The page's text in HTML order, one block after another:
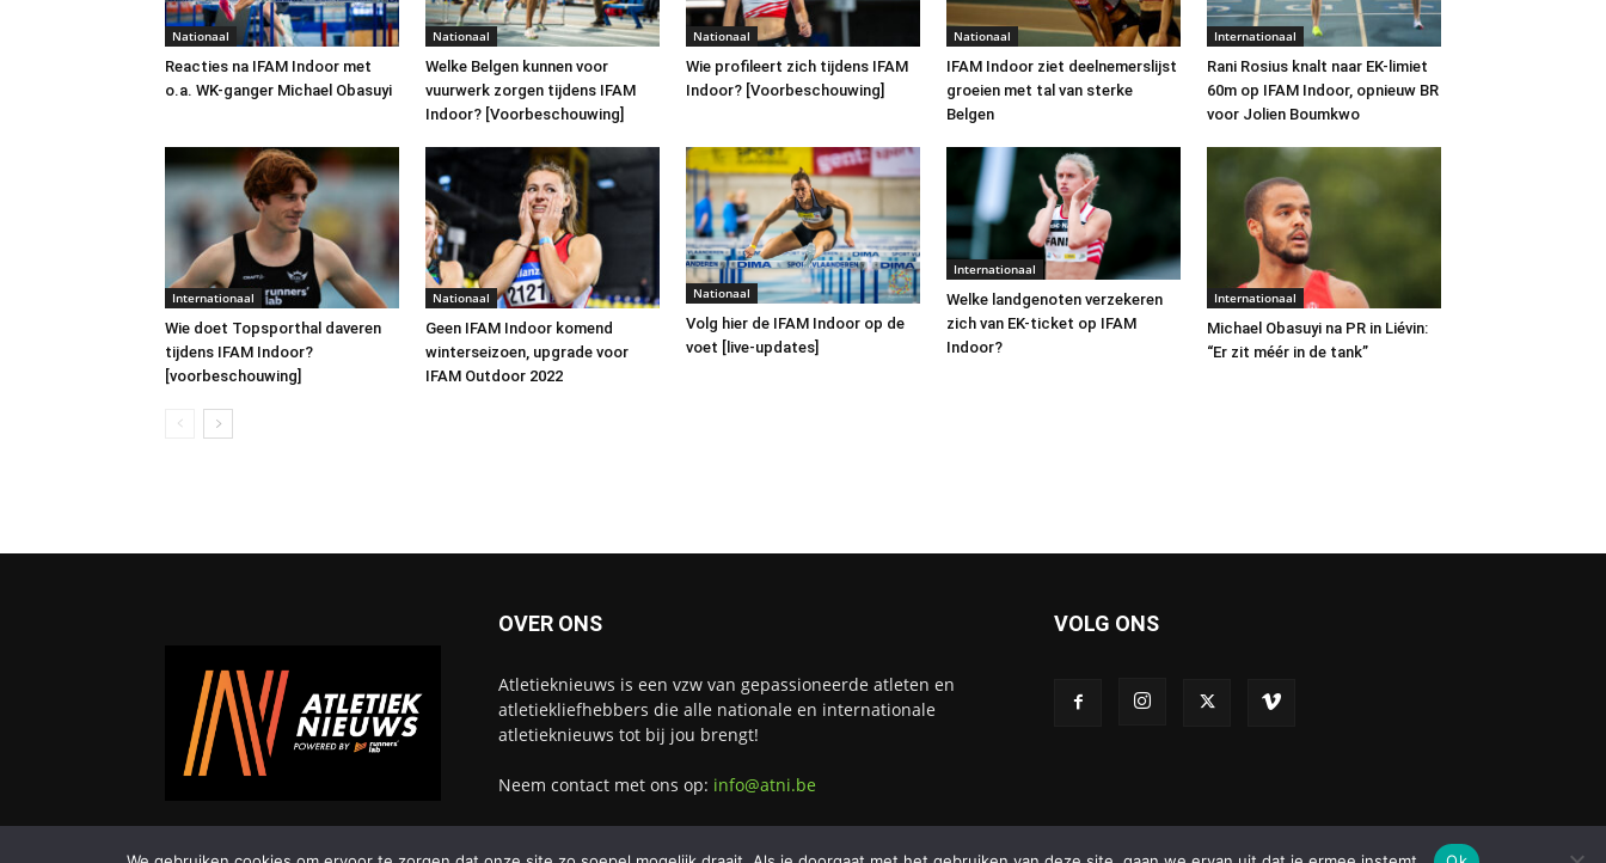
Nationaal
Reacties na IFAM Indoor met
o.a. WK-ganger Michael Obasuyi
Nationaal
Welke Belgen kunnen voor
vuurwerk zorgen tijdens IFAM
Indoor? [Voorbeschouwing]
Nationaal
Wie profileert zich tijdens IFAM
Indoor? [Voorbeschouwing]
Nationaal
IFAM Indoor ziet deelnemerslijst
groeien met tal van sterke
Belgen
Internationaal
Rani Rosius knalt naar EK-limiet
60m op IFAM Indoor, opnieuw BR
voor Jolien Boumkwo
Internationaal
Wie doet Topsporthal daveren
tijdens IFAM Indoor?
[voorbeschouwing]
Nationaal
Geen IFAM Indoor komend
winterseizoen, upgrade voor
IFAM Outdoor 2022
Nationaal
Volg hier de IFAM Indoor op de
voet [live-updates]
Internationaal
Welke landgenoten verzekeren
zich van EK-ticket op IFAM
Indoor?
Internationaal
Michael Obasuyi na PR in Liévin:
“Er zit méér in de tank”
OVER ONS
Atletieknieuws is een vzw van gepassioneerde atleten en
atletiekliefhebbers die alle nationale en internationale
atletieknieuws tot bij jou brengt!
Neem contact met ons op: info@atni.be
VOLG ONS